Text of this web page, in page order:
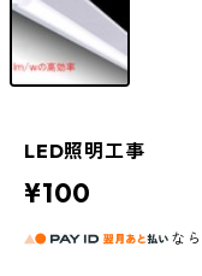
LED照明工事
¥100
なら